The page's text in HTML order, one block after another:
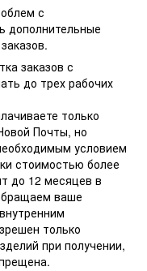
с
дополнительные
заказов с
до трех рабочих
только
Почты, но
условием
стоимостью более
до 12 месяцев в
ваше
только
при получении,